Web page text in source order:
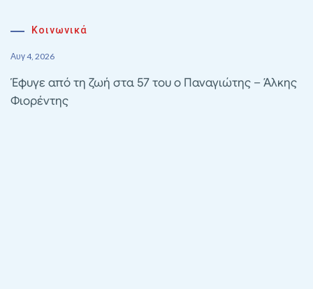
Κοινωνικά
Αυγ 4, 2026
Έφυγε από τη ζωή στα 57 του ο Παναγιώτης – Άλκης
Φιορέντης